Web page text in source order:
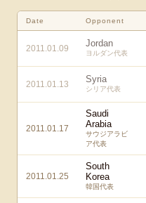
Date Opponent
2011.01.09 Jordan
ヨルダン代表
2011.01.13 Syria
シリア代表
2011.01.17
Saudi
Arabia
サウジアラビ
ア代表
2011.01.25
South
Korea
韓国代表